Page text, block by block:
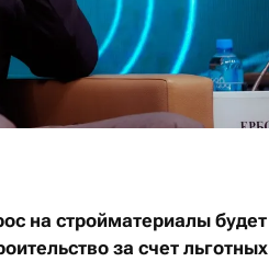
на стройматериалы будет
за счет льготных